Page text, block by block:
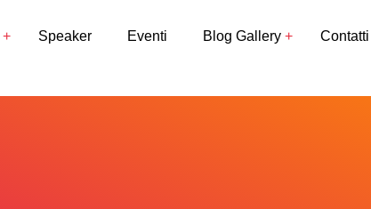
Speaker Eventi Blog Gallery Contatti